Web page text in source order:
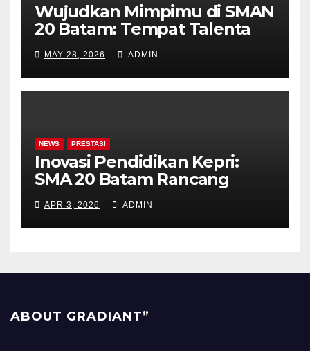
Wujudkan Mimpimu di SMAN
20 Batam: Tempat Talenta
MAY 28, 2026 ADMIN
NEWS PRESTASI
Inovasi Pendidikan Kepri:
SMA 20 Batam Rancang
Olahraga!
APR 3, 2026 ADMIN
ABOUT GRADIANT”